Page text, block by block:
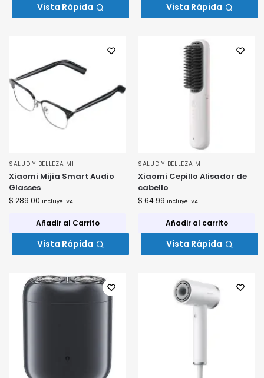
Vista Rápida Vista Rápida
SALUD Y BELLEZA MI
Xiaomi Mijia Smart Audio
Glasses
$ 289.00 Incluye IVA
Añadir al Carrito
Vista Rápida
SALUD Y BELLEZA MI
Xiaomi Cepillo Alisador de
cabello
$ 64.99 Incluye IVA
Añadir al carrito
Vista Rápida